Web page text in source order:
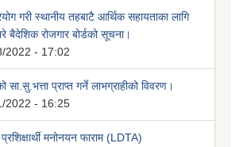
गरी स्थानीय तहबाटै आर्थिक सहायताका लागि
बैदेशिक रोजगार बोर्डको सूचना।
2022 - 17:02
प्राप्त गर्ने लाभग्राहीको विवरण।
2022 - 16:25
मनोनयन फाराम (LDTA)